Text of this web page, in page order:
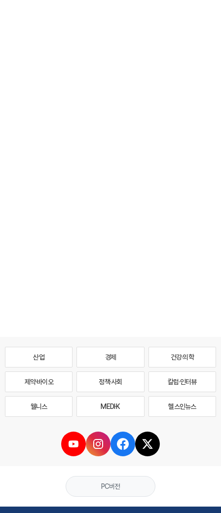
산업 경제 건강·의학
제약·바이오 정책·사회 칼럼·인터뷰
웰니스 MEDI·K 헬스인뉴스
PC버전